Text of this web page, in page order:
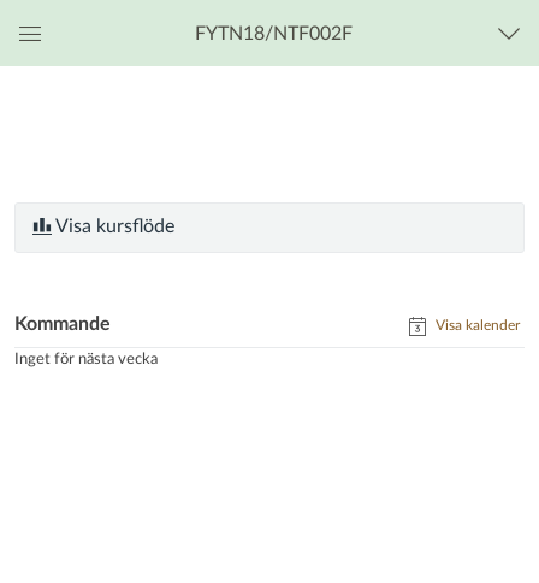
FYTN18/NTF002F
Visa kursflöde
Kommande Visa kalender
Inget för nästa vecka